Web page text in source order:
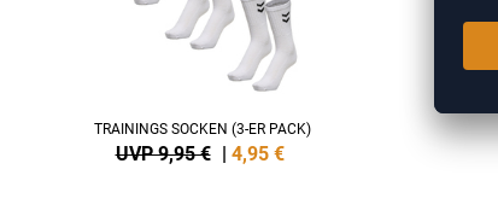
TRAININGS SOCKEN (3-ER PACK)
UVP 9,95 € | 4,95 €